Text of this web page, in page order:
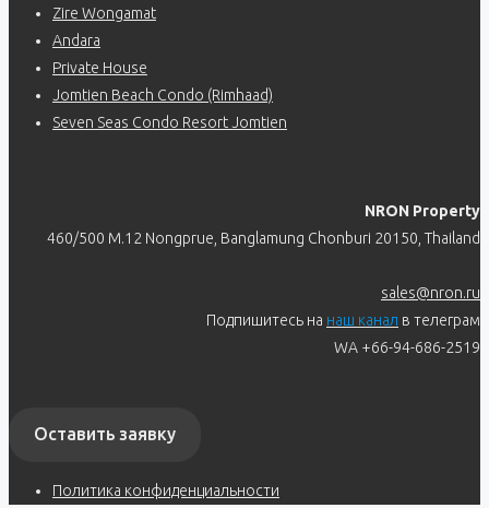
Zire Wongamat
Andara
Private House
Jomtien Beach Condo (Rimhaad)
Seven Seas Condo Resort Jomtien
NRON Property
460/500 M.12 Nongprue, Banglamung Chonburi 20150, Thailand
sales@nron.ru
Подпишитесь на наш канал в телеграм
WA +66-94-686-2519
Оставить заявку
Политика конфиденциальности